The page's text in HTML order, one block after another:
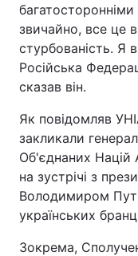
звичайно, все це
стурбованість. Я
Російська
сказав він.
Як повідомляв
закликали
Об'єднаних Націй
на зустрічі з
Володимиром
українських
Зокрема,